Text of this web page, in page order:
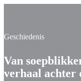
Geschiedenis
Van
verhaal achter